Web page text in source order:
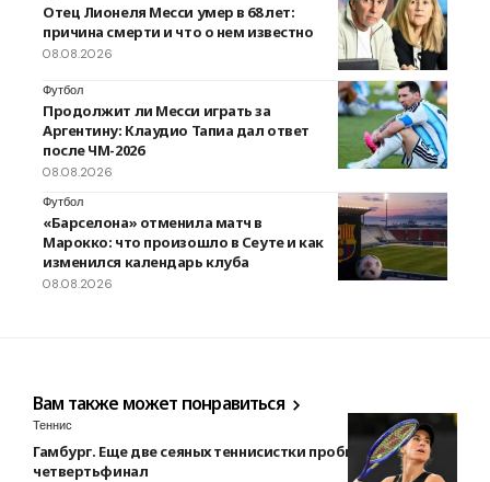
Отец Лионеля Месси умер в 68 лет:
причина смерти и что о нем известно
08.08.2026
Футбол
Продолжит ли Месси играть за
Аргентину: Клаудио Тапиа дал ответ
после ЧМ-2026
08.08.2026
Футбол
«Барселона» отменила матч в
Марокко: что произошло в Сеуте и как
изменился календарь клуба
08.08.2026
Вам также может понравиться
Теннис
Гамбург. Еще две сеяных теннисистки пробились в
четвертьфинал